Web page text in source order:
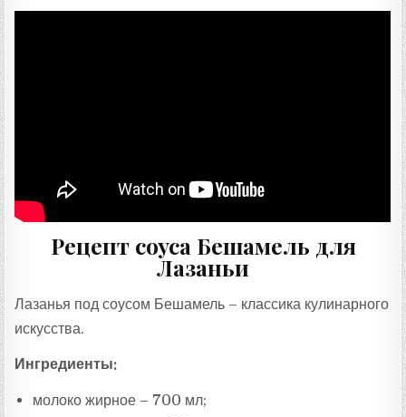
Рецепт соуса Бешамель для
Лазаньи
Лазанья под соусом Бешамель – классика кулинарного
искусства.
Ингредиенты:
молоко жирное – 700 мл;